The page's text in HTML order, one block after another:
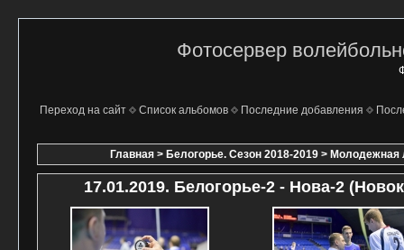
Фотосервер
Переход на сайт Список альбомов Последние добавления
Главная > Белогорье. Сезон 2018-2019 > Молодежная
17.01.2019. Белогорье-2 - Нова-2